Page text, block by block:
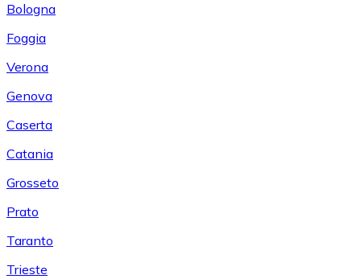
Bologna
Foggia
Verona
Genova
Caserta
Catania
Grosseto
Prato
Taranto
Trieste